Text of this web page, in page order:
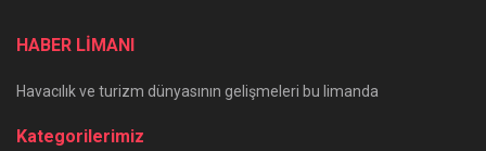
HABER LİMANI
Havacılık ve turizm dünyasının gelişmeleri bu limanda
Kategorilerimiz